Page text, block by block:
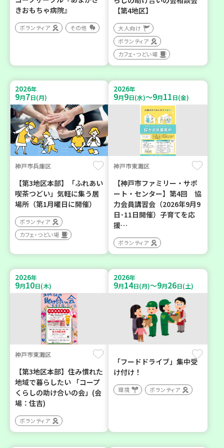
きおもちゃ病院』
ボランティア その他
【第4地区】
大人向け
ボランティア
カフェ・つどい場
2026年
9月7日(月)
神戸市兵庫区
【第3地区本部】「ふれあい
喫茶つどい」気軽に集う居
場所（第1月曜日に開催）
ボランティア
カフェ・つどい場
2026年
9月9日(水)～9月11日(金)
神戸市東灘区
【神戸市ファミリー・サポ
ート・センター】第4回 協
力会員講習会（2026年9月9
日･11日開催）子育てを応
援…
ボランティア
2026年
9月10日(木)
神戸市東灘区
【第3地区本部】住み慣れた
地域で暮らしたい 「コープ
くらしの助け合いの会」(会
場：住吉)
ボランティア
2026年
9月14日(月)～9月26日(土)
「フードドライブ」集中受
け付け！
環境 ボランティア